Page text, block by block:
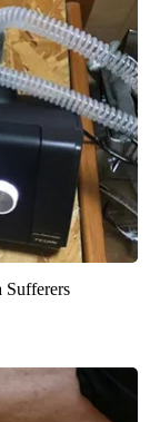
Sufferers